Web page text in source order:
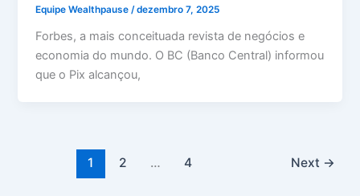
Equipe Wealthpause/dezembro 7, 2025
Forbes, a mais conceituada revista de negócios e
economia do mundo. O BC (Banco Central) informou
que o Pix alcançou,
1 2 … 4 Next →